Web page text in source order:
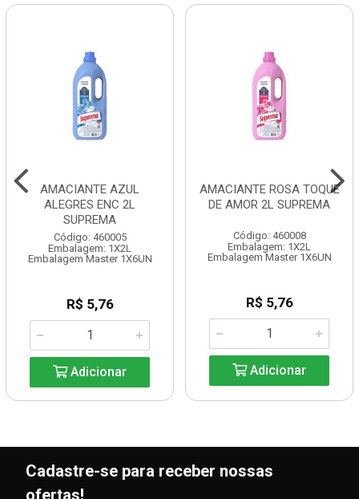
AMACIANTE AZUL
ALEGRES ENC 2L
SUPREMA
Código: 460005
Embalagem: 1X2L
Embalagem Master 1X6UN
R$ 5,76
Adicionar
AMACIANTE ROSA TOQUE
DE AMOR 2L SUPREMA
Código: 460008
Embalagem: 1X2L
Embalagem Master 1X6UN
R$ 5,76
Adicionar
Cadastre-se para receber nossas
ofertas!